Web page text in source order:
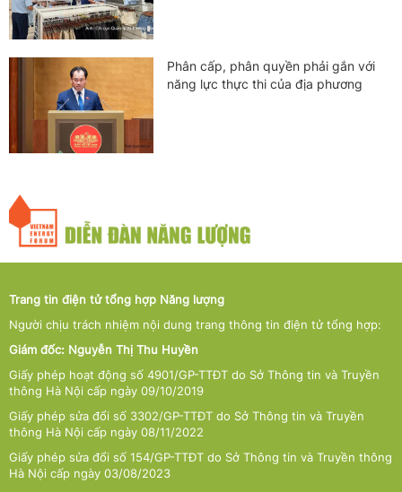
Phân cấp, phân quyền phải gắn với
năng lực thực thi của địa phương
Trang tin điện tử tổng hợp Năng lượng
Người chịu trách nhiệm nội dung trang thông tin điện tử tổng hợp:
Giám đốc: Nguyễn Thị Thu Huyền
Giấy phép hoạt động số 4901/GP-TTĐT do Sở Thông tin và Truyền
thông Hà Nội cấp ngày 09/10/2019
Giấy phép sửa đổi số 3302/GP-TTĐT do Sở Thông tin và Truyền
thông Hà Nội cấp ngày 08/11/2022
Giấy phép sửa đổi số 154/GP-TTĐT do Sở Thông tin và Truyền thông
Hà Nội cấp ngày 03/08/2023